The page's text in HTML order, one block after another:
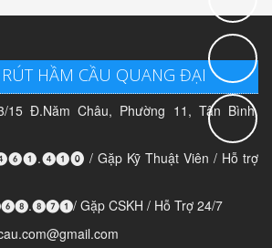
RÚT HẦM CẦU QUANG ĐẠI
15 Đ.Năm Châu, Phường 11, Tân Bình,
/ Gặp Kỹ Thuật Viên / Hỗ trợ
Gặp CSKH / Hỗ Trợ 24/7